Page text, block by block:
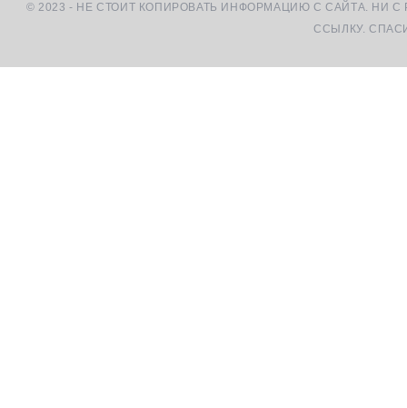
© 2023 - НЕ СТОИТ КОПИРОВАТЬ ИНФОРМАЦИЮ С САЙТА. НИ
ССЫЛКУ.